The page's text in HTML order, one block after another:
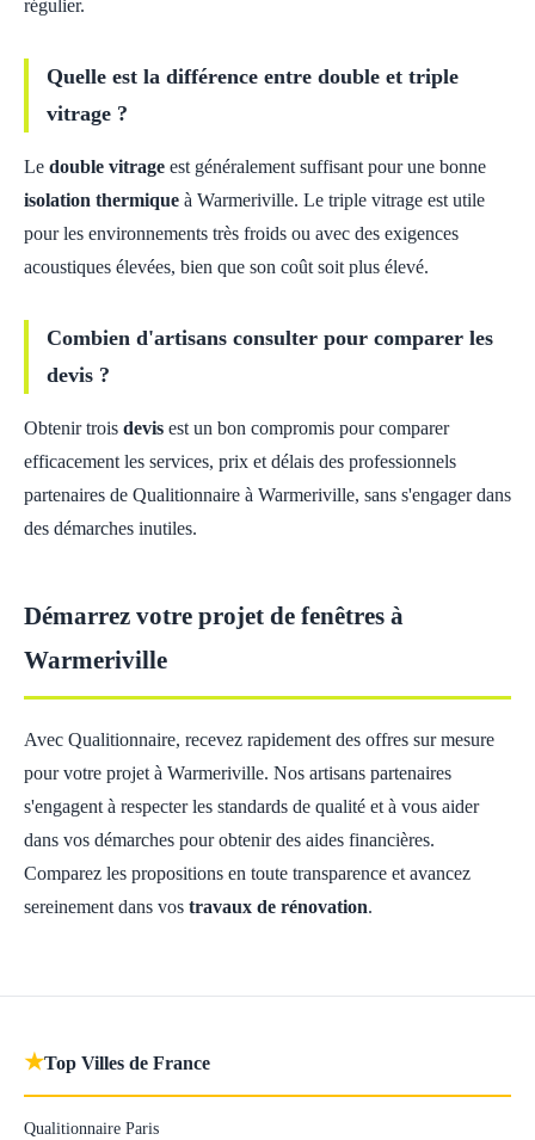
régulier.
Quelle est la différence entre double et triple
vitrage ?
Le double vitrage est généralement suffisant pour une bonne
isolation thermique à Warmeriville. Le triple vitrage est utile
pour les environnements très froids ou avec des exigences
acoustiques élevées, bien que son coût soit plus élevé.
Combien d'artisans consulter pour comparer les
devis ?
Obtenir trois devis est un bon compromis pour comparer
efficacement les services, prix et délais des professionnels
partenaires de Qualitionnaire à Warmeriville, sans s'engager dans
des démarches inutiles.
Démarrez votre projet de fenêtres à
Warmeriville
Avec Qualitionnaire, recevez rapidement des offres sur mesure
pour votre projet à Warmeriville. Nos artisans partenaires
s'engagent à respecter les standards de qualité et à vous aider
dans vos démarches pour obtenir des aides financières.
Comparez les propositions en toute transparence et avancez
sereinement dans vos travaux de rénovation.
★Top Villes de France
Qualitionnaire Paris